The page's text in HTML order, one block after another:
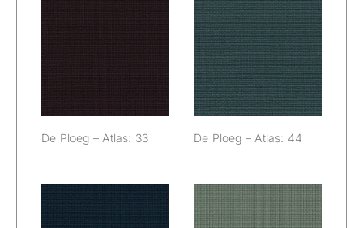
De Ploeg –
De Ploeg – Atlas: 33
De Ploeg –
Atlas: 44
De Ploeg – Atlas: 44